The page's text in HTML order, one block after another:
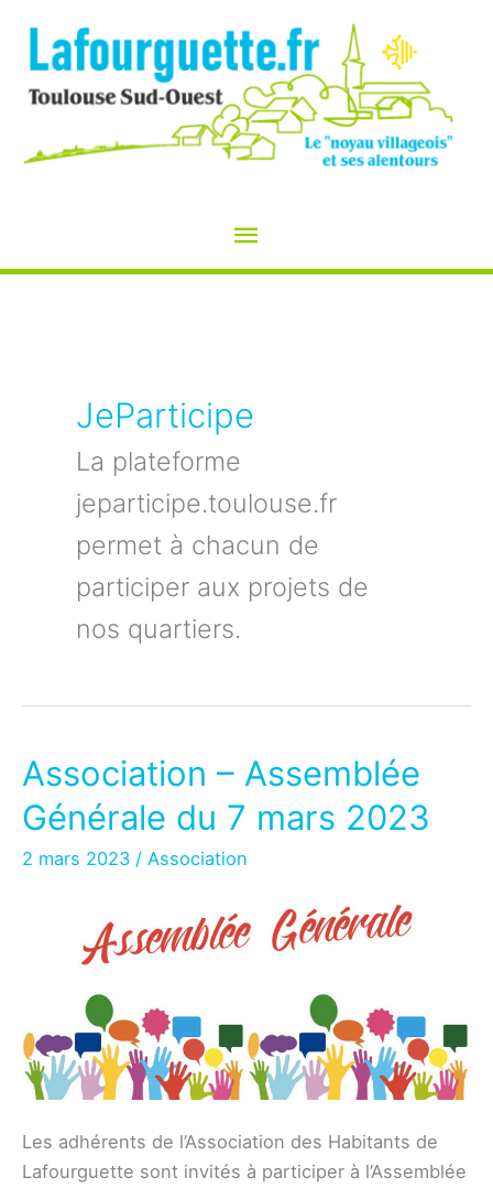
contenu
Menu
principal
JeParticipe
La plateforme
jeparticipe.toulouse.fr
permet à chacun de
participer aux projets de
nos quartiers.
Association – Assemblée
Générale du 7 mars 2023
2 mars 2023 / Association
Les adhérents de l’Association des Habitants de
Lafourguette sont invités à participer à l’Assemblée